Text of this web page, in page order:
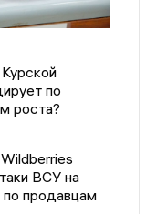
по
роста?
ВСУ на
продавцам